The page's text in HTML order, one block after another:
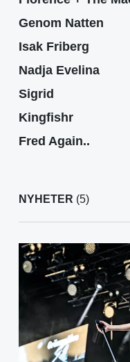
Genom Natten
Isak Friberg
Nadja Evelina
Sigrid
Kingfishr
Fred Again..
NYHETER (5)